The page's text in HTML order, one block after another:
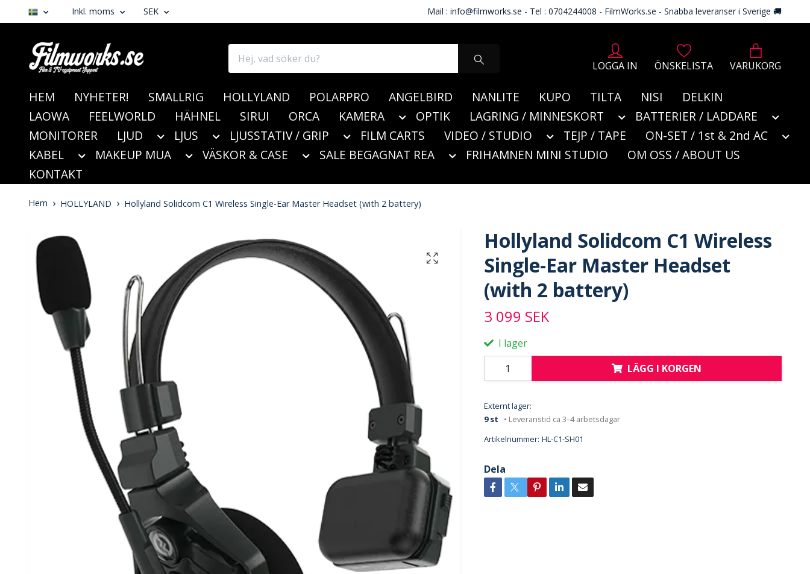
Inkl. moms SEK Mail : info@filmworks.se - Tel : 0704244008 - FilmWorks.se - Snabba leveranser i Sverige 🚚
LOGGA IN ÖNSKELISTA VARUKORG
HEM NYHETER! SMALLRIG HOLLYLAND POLARPRO ANGELBIRD NANLITE KUPO TILTA NISI
DELKIN
LAOWA
FEELWORLD HÄHNEL SIRUI ORCA KAMERA OPTIK LAGRING / MINNESKORT
BATTERIER / LADDARE
MONITORER
LJUD LJUS LJUSSTATIV / GRIP FILM CARTS VIDEO / STUDIO TEJP / TAPE
ON-SET / 1st & 2nd AC
KABEL
MAKEUP MUA VÄSKOR & CASE SALE BEGAGNAT REA FRIHAMNEN MINI STUDIO
OM OSS / ABOUT US
KONTAKT
Hem HOLLYLAND Hollyland Solidcom C1 Wireless Single-Ear Master Headset (with 2 battery)
Hollyland Solidcom C1 Wireless
Single-Ear Master Headset
(with 2 battery)
3 099 SEK
I lager
LÄGG I KORGEN
Externt lager:
9 st
• Leveranstid ca 3–4 arbetsdagar
Artikelnummer: HL-C1-SH01
Dela